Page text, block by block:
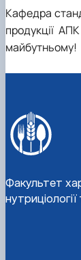
Кафедра
продукції
майбутньому!
Факультет